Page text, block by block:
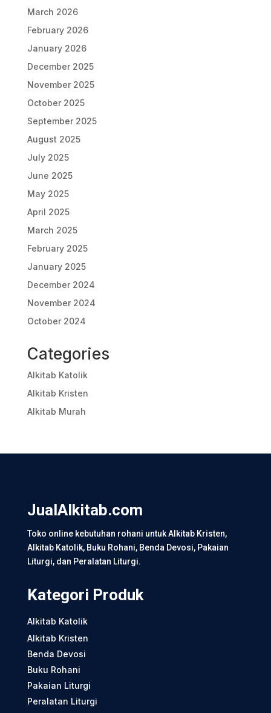
March 2026
February 2026
January 2026
December 2025
November 2025
October 2025
September 2025
August 2025
July 2025
June 2025
May 2025
April 2025
March 2025
February 2025
January 2025
December 2024
November 2024
October 2024
Categories
Alkitab Katolik
Alkitab Kristen
Alkitab Murah
JualAlkitab.com
Toko online kebutuhan rohani untuk Alkitab Kristen,
Alkitab Katolik, Buku Rohani, Benda Devosi, Pakaian
Liturgi, dan Peralatan Liturgi.
Kategori Produk
Alkitab Katolik
Alkitab Kristen
Benda Devosi
Buku Rohani
Pakaian Liturgi
Peralatan Liturgi